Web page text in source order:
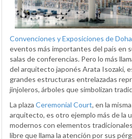
Convenciones y Exposiciones de Doha
eventos más importantes del país en
salas de conferencias. Pero lo más
del arquitecto japonés Arata Isozaki,
grandes estructuras entrelazadas
jinjoleros, árboles que simbolizan
La plaza Ceremonial Court, en la
arquitecto, es otro ejemplo más de la
modernos con elementos
libre que llama la atención por sus